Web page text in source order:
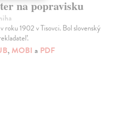
na popravisku
roku 1902 v Tisovci. Bol slovenský
, MOBI a PDF